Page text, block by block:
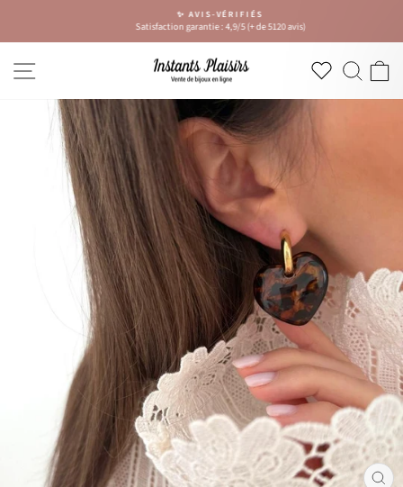
contenu
Diaporama
Pause
✨ AVIS-VÉRIFIÉS
Satisfaction garantie : 4,9/5 (+ de 5120 avis)